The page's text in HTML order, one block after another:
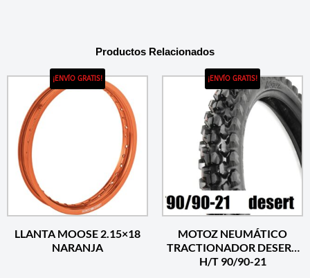
Productos Relacionados
¡ENVÍO GRATIS!
LLANTA MOOSE 2.15×18
NARANJA
¡ENVÍO GRATIS!
MOTOZ NEUMÁTICO
TRACTIONADOR DESERT
H/T 90/90-21